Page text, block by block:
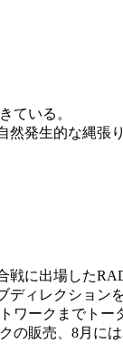
ている。
発生的な縄張
に出場した
ィレクショ
ークまでト
販売、8月に